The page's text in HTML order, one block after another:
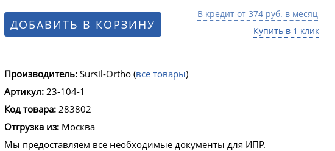
ДОБАВИТЬ В КОРЗИНУ
В кредит от 374 руб. в месяц
Купить в 1 клик
Производитель: Sursil-Ortho(все товары)
Артикул: 23-104-1
Код товара: 283802
Отгрузка из: Москва
Мы предоставляем все необходимые документы для ИПР.